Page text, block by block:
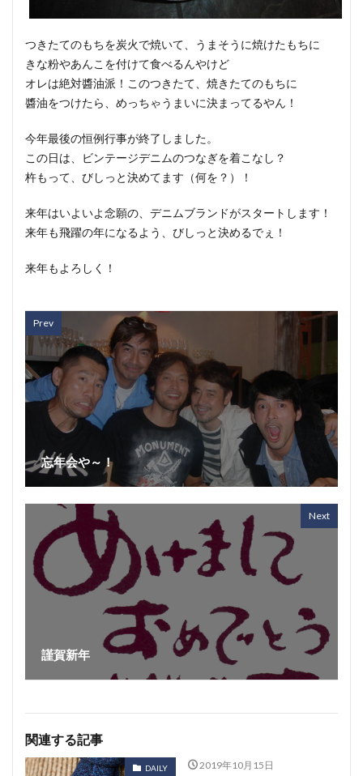
つきたてのもちを炭火で焼いて、うまそうに焼けたもちに
きな粉やあんこを付けて食べるんやけど
オレは絶対醬油派！このつきたて、焼きたてのもちに
醬油をつけたら、めっちゃうまいに決まってるやん！
今年最後の恒例行事が終了しました。
この日は、ビンテージデニムのつなぎを着こなし？
杵もって、びしっと決めてます（何を？）！
来年はいよいよ念願の、デニムブランドがスタートします！
来年も飛躍の年になるよう、びしっと決めるでぇ！
来年もよろしく！
Prev
忘年会や～！
Next
謹賀新年
関連する記事
DAILY 2019年10月15日